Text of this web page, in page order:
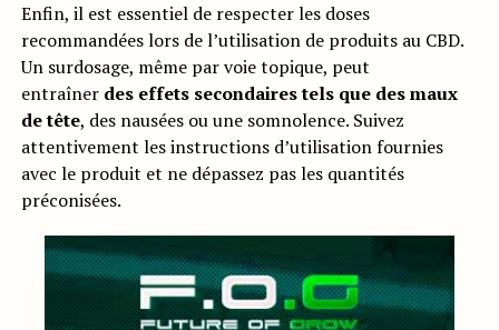
Enfin, il est essentiel de respecter les doses
recommandées lors de l’utilisation de produits au CBD.
Un surdosage, même par voie topique, peut
entraînerdes effets secondaires tels que des maux
de tête, des nausées ou une somnolence. Suivez
attentivement les instructions d’utilisation fournies
avec le produit et ne dépassez pas les quantités
préconisées.